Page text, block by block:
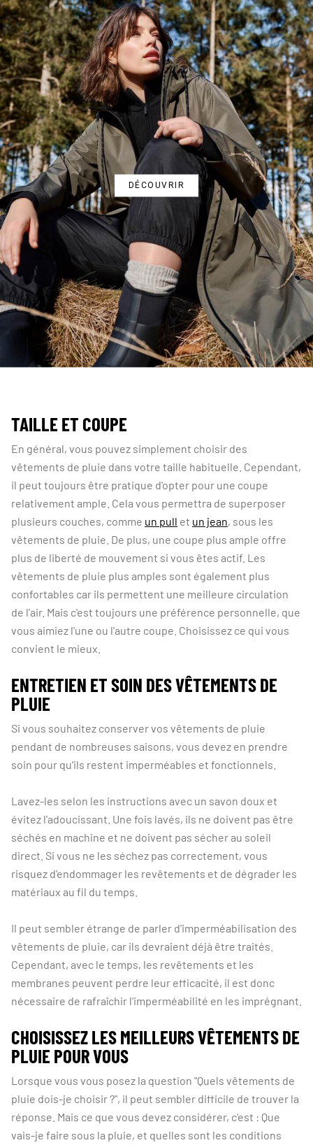
DÉCOUVRIR
TAILLE ET COUPE
En général, vous pouvez simplement choisir des
vêtements de pluie dans votre taille habituelle. Cependant,
il peut toujours être pratique d'opter pour une coupe
relativement ample. Cela vous permettra de superposer
plusieurs couches, comme un pull et un jean, sous les
vêtements de pluie. De plus, une coupe plus ample offre
plus de liberté de mouvement si vous êtes actif. Les
vêtements de pluie plus amples sont également plus
confortables car ils permettent une meilleure circulation
de l'air. Mais c'est toujours une préférence personnelle, que
vous aimiez l'une ou l'autre coupe. Choisissez ce qui vous
convient le mieux.
ENTRETIEN ET SOIN DES VÊTEMENTS DE
PLUIE
Si vous souhaitez conserver vos vêtements de pluie
pendant de nombreuses saisons, vous devez en prendre
soin pour qu'ils restent imperméables et fonctionnels.
Lavez-les selon les instructions avec un savon doux et
évitez l'adoucissant. Une fois lavés, ils ne doivent pas être
séchés en machine et ne doivent pas sécher au soleil
direct. Si vous ne les séchez pas correctement, vous
risquez d'endommager les revêtements et de dégrader les
matériaux au fil du temps.
Il peut sembler étrange de parler d'imperméabilisation des
vêtements de pluie, car ils devraient déjà être traités.
Cependant, avec le temps, les revêtements et les
membranes peuvent perdre leur efficacité, il est donc
nécessaire de rafraîchir l'imperméabilité en les imprégnant.
CHOISISSEZ LES MEILLEURS VÊTEMENTS DE
PLUIE POUR VOUS
Lorsque vous vous posez la question "Quels vêtements de
pluie dois-je choisir ?", il peut sembler difficile de trouver la
réponse. Mais ce que vous devez considérer, c'est : Que
vais-je faire sous la pluie, et quelles sont les conditions